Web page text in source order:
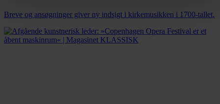
Breve og ansøgninger giver ny indsigt i kirkemusikken i 1700-tallet.